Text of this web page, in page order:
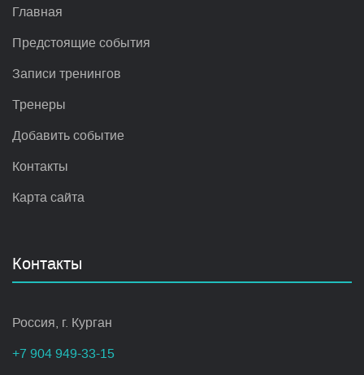
Главная
Предстоящие события
Записи тренингов
Тренеры
Добавить событие
Контакты
Карта сайта
Контакты
Россия, г. Курган
+7 904 949-33-15